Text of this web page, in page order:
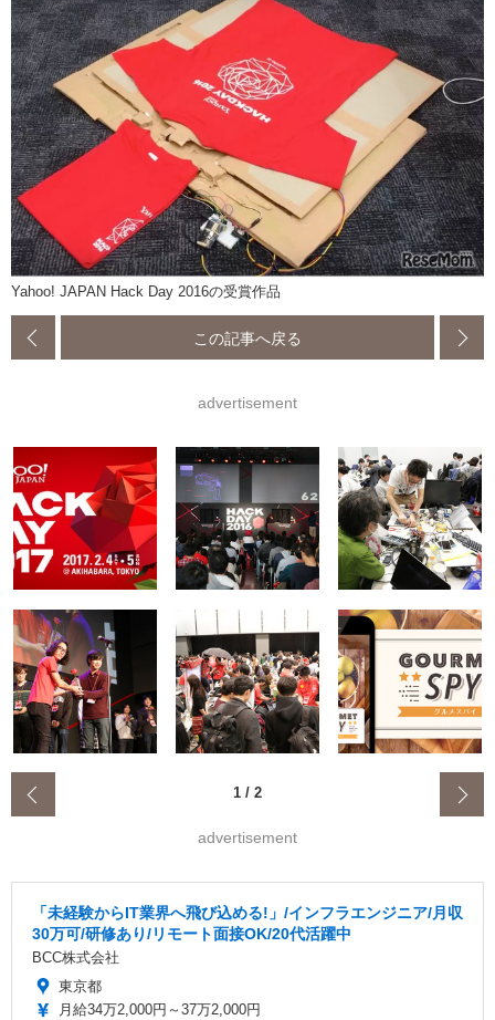
Yahoo! JAPAN Hack Day 2016の受賞作品
この記事へ戻る
advertisement
1 / 2
advertisement
「未経験からIT業界へ飛び込める!」/インフラエンジニア/月収
30万可/研修あり/リモート面接OK/20代活躍中
BCC株式会社
東京都
月給34万2,000円～37万2,000円